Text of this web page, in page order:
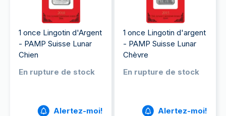
1 once Lingotin d'Argent
- PAMP Suisse Lunar
Chien
En rupture de stock
Alertez-moi!
1 once Lingotin d'argent
- PAMP Suisse Lunar
Chèvre
En rupture de stock
Alertez-moi!